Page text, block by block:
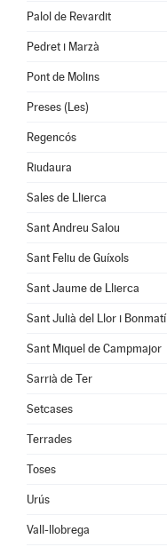
Palol de Revardit
Pedret i Marzà
Pont de Molins
Preses (Les)
Regencós
Riudaura
Sales de Llierca
Sant Andreu Salou
Sant Feliu de Guíxols
Sant Jaume de Llierca
Sant Julià del Llor i Bonmatí
Sant Miquel de Campmajor
Sarrià de Ter
Setcases
Terrades
Toses
Urús
Vall-llobrega